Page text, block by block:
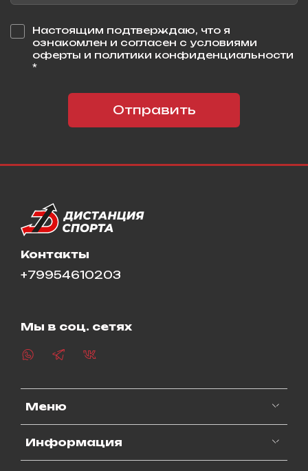
Настоящим подтверждаю, что я
ознакомлен и согласен с условиями
оферты и политики конфиденциальности
*
Отправить
Меню
Информация
Контакты
+79954610203
Мы в соц. сетях